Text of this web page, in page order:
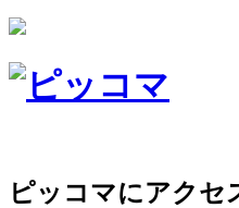
ピッコマにアクセ